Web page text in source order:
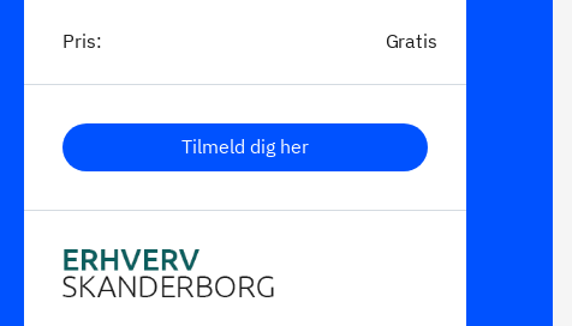
Pris: Gratis
Tilmeld dig her